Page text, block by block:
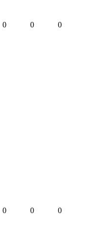
0 0 0
0 0 0